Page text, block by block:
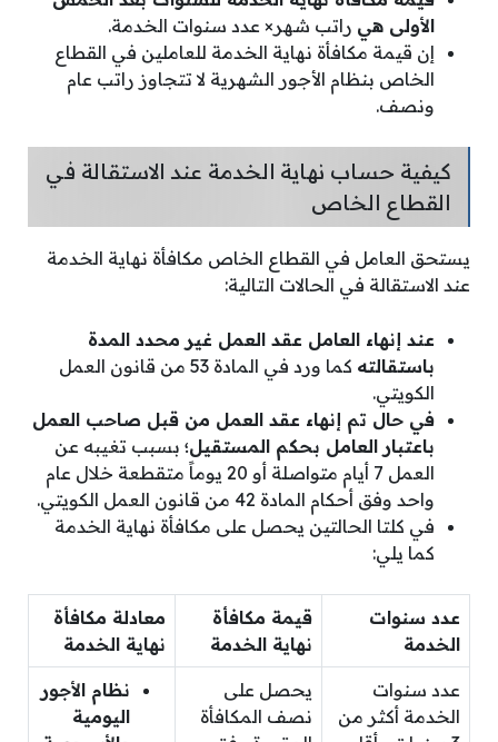
الأولى هي راتب شهر× عدد سنوات الخدمة.
إن قيمة مكافأة نهاية الخدمة للعاملين في القطاع
الخاص بنظام الأجور الشهرية لا تتجاوز راتب عام
ونصف.
كيفية حساب نهاية الخدمة عند الاستقالة في
القطاع الخاص
يستحق العامل في القطاع الخاص مكافأة نهاية الخدمة
عند الاستقالة في الحالات التالية:
عند إنهاء العامل عقد العمل غير محدد المدة
باستقالته
كما ورد في المادة 53 من قانون العمل
الكويتي.
في حال تم إنهاء عقد العمل من قبل صاحب العمل
باعتبار العامل بحكم المستقيل؛ بسبب تغيبه عن
العمل 7 أيام متواصلة أو 20 يوماً متقطعة خلال عام
واحد وفق أحكام المادة 42 من قانون العمل الكويتي.
في كلتا الحالتين يحصل على مكافأة نهاية الخدمة
كما يلي:
عدد سنوات
الخدمة
قيمة مكافأة
نهاية الخدمة
معادلة مكافأة
نهاية الخدمة
عدد سنوات
الخدمة أكثر من
يحصل على
نصف المكافأة
نظام الأجور
اليومية